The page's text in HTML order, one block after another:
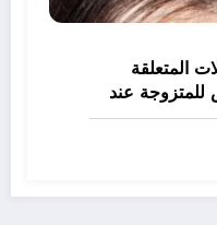
المتعلقة
للمتزوجة عند